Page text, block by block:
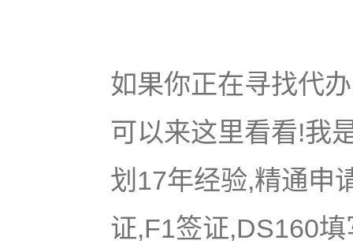
如果你正在寻找代
可以来这里看看!我
划17年经验,精通申
证,F1签证,DS160